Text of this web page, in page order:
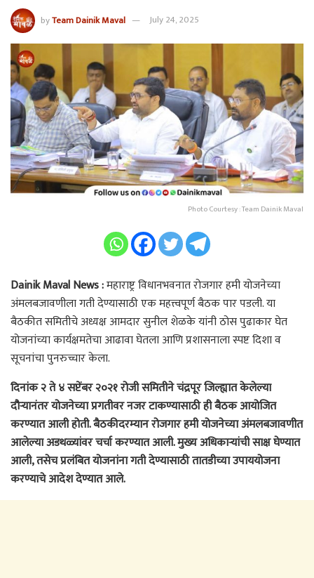
byTeam Dainik Maval July 24, 2025
Photo Courtesy : Team Dainik Maval
Dainik Maval News :महाराष्ट्र विधानभवनात रोजगार हमी योजनेच्या
अंमलबजावणीला गती देण्यासाठी एक महत्त्वपूर्ण बैठक पार पडली. या
बैठकीत समितीचे अध्यक्ष आमदार सुनील शेळके यांनी ठोस पुढाकार घेत
योजनांच्या कार्यक्षमतेचा आढावा घेतला आणि प्रशासनाला स्पष्ट दिशा व
सूचनांचा पुनरुच्चार केला.
दिनांक २ ते ४ सप्टेंबर २०२१ रोजी समितीने चंद्रपूर जिल्ह्यात केलेल्या
दौऱ्यानंतर योजनेच्या प्रगतीवर नजर टाकण्यासाठी ही बैठक आयोजित
करण्यात आली होती. बैठकीदरम्यान रोजगार हमी योजनेच्या अंमलबजावणीत
आलेल्या अडथळ्यांवर चर्चा करण्यात आली. मुख्य अधिकाऱ्यांची साक्ष घेण्यात
आली, तसेच प्रलंबित योजनांना गती देण्यासाठी तातडीच्या उपाययोजना
करण्याचे आदेश देण्यात आले.